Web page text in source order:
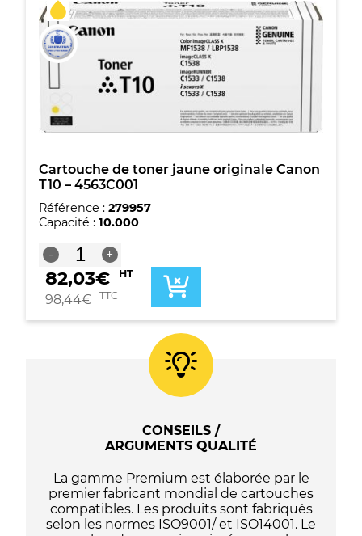
T10
Magenta
-
4564C001
Cartouche de toner jaune originale Canon
T10 – 4563C001
Référence : 279957
Capacité : 10.000
-
quantité
de
Cartouche
de
toner
jaune
+
82,03€ HT
98,44€ TTC
CONSEILS /
ARGUMENTS QUALITÉ
La gamme Premium est élaborée par le
premier fabricant mondial de cartouches
compatibles. Les produits sont fabriqués
selon les normes ISO9001/ et ISO14001. Le